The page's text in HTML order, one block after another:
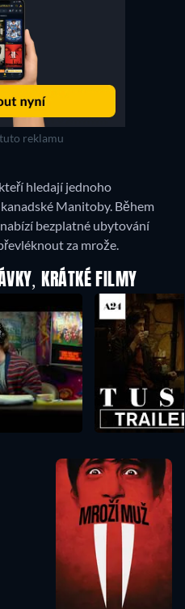
reklamu
hledají jednoho
Manitoby. Během
bezplatné ubytování
za mrože.
KRÁTKÉ FILMY